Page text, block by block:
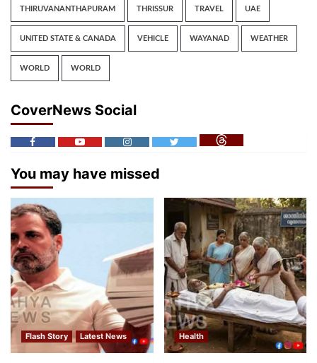
THIRUVANANTHAPURAM THRISSUR TRAVEL UAE
UNITED STATE & CANADA VEHICLE WAYANAD WEATHER
WORLD WORLD
CoverNews Social
You may have missed
Flash Story Latest News Health